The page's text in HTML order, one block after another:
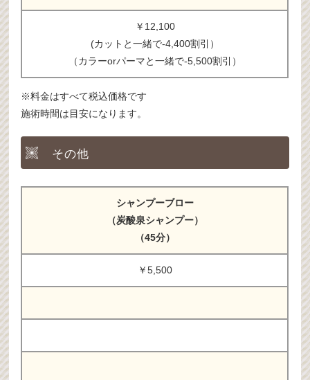
￥12,100
(カットと一緒で-4,400割引）
（カラーorパーマと一緒で-5,500割引）
※料金はすべて税込価格です
施術時間は目安になります。
その他
シャンプーブロー
（炭酸泉シャンプー）
（45分）
￥5,500